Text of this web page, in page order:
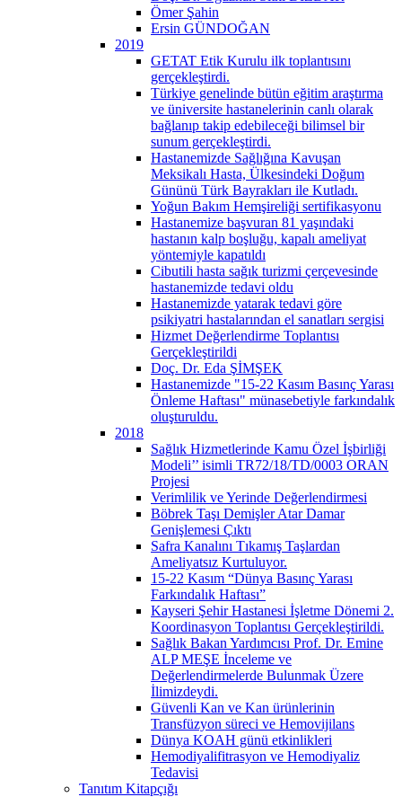
Ömer Şahin
Ersin GÜNDOĞAN
2019
GETAT Etik Kurulu ilk toplantısını
gerçekleştirdi.
Türkiye genelinde bütün eğitim araştırma
ve üniversite hastanelerinin canlı olarak
bağlanıp takip edebileceği bilimsel bir
sunum gerçekleştirdi.
Hastanemizde Sağlığına Kavuşan
Meksikalı Hasta, Ülkesindeki Doğum
Gününü Türk Bayrakları ile Kutladı.
Yoğun Bakım Hemşireliği sertifikasyonu
Hastanemize başvuran 81 yaşındaki
hastanın kalp boşluğu, kapalı ameliyat
yöntemiyle kapatıldı
Cibutili hasta sağık turizmi çerçevesinde
hastanemizde tedavi oldu
Hastanemizde yatarak tedavi göre
psikiyatri hastalarından el sanatları sergisi
Hizmet Değerlendirme Toplantısı
Gerçekleştirildi
Doç. Dr. Eda ŞİMŞEK
Hastanemizde "15-22 Kasım Basınç Yarası
Önleme Haftası" münasebetiyle farkındalık
oluşturuldu.
2018
Sağlık Hizmetlerinde Kamu Özel İşbirliği
Modeli’’ isimli TR72/18/TD/0003 ORAN
Projesi
Verimlilik ve Yerinde Değerlendirmesi
Böbrek Taşı Demişler Atar Damar
Genişlemesi Çıktı
Safra Kanalını Tıkamış Taşlardan
Ameliyatsız Kurtuluyor.
15-22 Kasım “Dünya Basınç Yarası
Farkındalık Haftası”
Kayseri Şehir Hastanesi İşletme Dönemi 2.
Koordinasyon Toplantısı Gerçekleştirildi.
Sağlık Bakan Yardımcısı Prof. Dr. Emine
ALP MEŞE İnceleme ve
Değerlendirmelerde Bulunmak Üzere
İlimizdeydi.
Güvenli Kan ve Kan ürünlerinin
Transfüzyon süreci ve Hemovijilans
Dünya KOAH günü etkinlikleri
Hemodiyalifitrasyon ve Hemodiyaliz
Tedavisi
Tanıtım Kitapçığı